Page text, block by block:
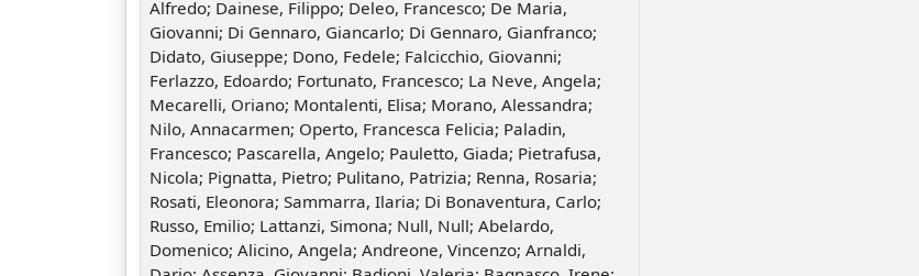
Alfredo; Dainese, Filippo; Deleo, Francesco; De Maria,
Giovanni; Di Gennaro, Giancarlo; Di Gennaro, Gianfranco;
Didato, Giuseppe; Dono, Fedele; Falcicchio, Giovanni;
Ferlazzo, Edoardo; Fortunato, Francesco; La Neve, Angela;
Mecarelli, Oriano; Montalenti, Elisa; Morano, Alessandra;
Nilo, Annacarmen; Operto, Francesca Felicia; Paladin,
Francesco; Pascarella, Angelo; Pauletto, Giada; Pietrafusa,
Nicola; Pignatta, Pietro; Pulitano, Patrizia; Renna, Rosaria;
Rosati, Eleonora; Sammarra, Ilaria; Di Bonaventura, Carlo;
Russo, Emilio; Lattanzi, Simona; Null, Null; Abelardo,
Domenico; Alicino, Angela; Andreone, Vincenzo; Arnaldi,